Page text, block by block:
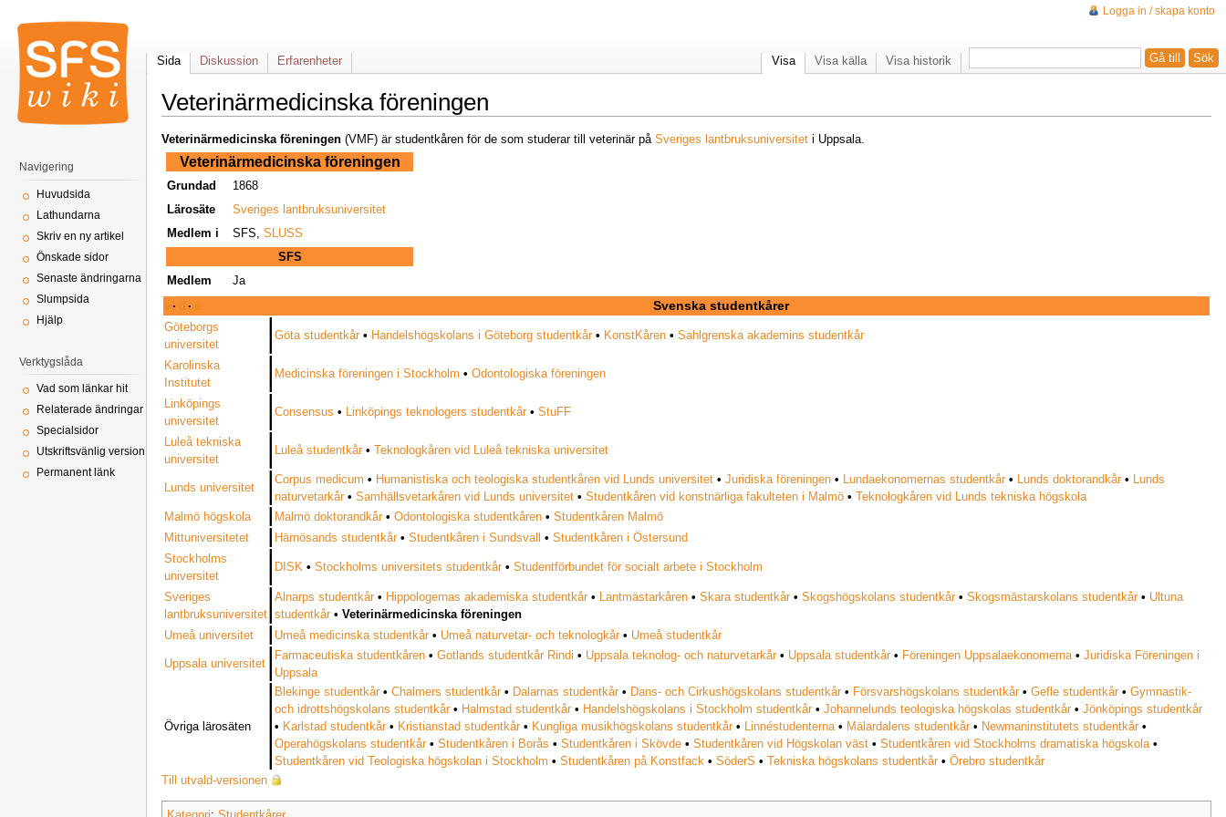
Veterinärmedicinska föreningen
Veterinärmedicinska föreningen (VMF) är studentkåren för de som studerar till veterinär på Sveriges lantbruksuniversitet i Uppsala.
Veterinärmedicinska föreningen
Grundad
1868
Lärosäte
Sveriges lantbruksuniversitet
Medlem i
SFS, SLUSS
SFS
Medlem
Ja
· · Svenska studentkårer
Göteborgs
universitet
Göta studentkår • Handelshögskolans i Göteborg studentkår • KonstKåren •Sahlgrenska akademins studentkår
Karolinska
Institutet
Medicinska föreningen i Stockholm •Odontologiska föreningen
Linköpings
universitet
Consensus • Linköpings teknologers studentkår •StuFF
Luleå tekniska
universitet
Luleå studentkår •Teknologkåren vid Luleå tekniska universitet
Lunds universitet
Corpus medicum • Humanistiska och teologiska studentkåren vid Lunds universitet •Juridiska föreningen • Lundaekonomernas studentkår • Lunds doktorandkår • Lunds
naturvetarkår •Samhällsvetarkåren vid Lunds universitet •Studentkåren vid konstnärliga fakulteten i Malmö •Teknologkåren vid Lunds tekniska högskola
Malmö högskola
Malmö doktorandkår •Odontologiska studentkåren •Studentkåren Malmö
Mittuniversitetet
Härnösands studentkår •Studentkåren i Sundsvall •Studentkåren i Östersund
Stockholms
universitet
DISK •Stockholms universitets studentkår •Studentförbundet för socialt arbete i Stockholm
Sveriges
lantbruksuniversitet
Alnarps studentkår • Hippologernas akademiska studentkår • Lantmästarkåren •Skara studentkår •Skogshögskolans studentkår •Skogsmästarskolans studentkår • Ultuna
studentkår •Veterinärmedicinska föreningen
Umeå universitet
Umeå medicinska studentkår • Umeå naturvetar- och teknologkår • Umeå studentkår
Uppsala universitet
Farmaceutiska studentkåren •Gotlands studentkår Rindi • Uppsala teknolog- och naturvetarkår • Uppsala studentkår • Föreningen Uppsalaekonomerna•Juridiska Föreningen i
Uppsala
Övriga lärosäten
Blekinge studentkår •Chalmers studentkår • Dalarnas studentkår • Dans- och Cirkushögskolans studentkår • Försvarshögskolans studentkår •Gefle studentkår •Gymnastik-
och idrottshögskolans studentkår • Halmstad studentkår • Handelshögskolans i Stockholm studentkår •Johannelunds teologiska högskolas studentkår •Jönköpings studentkår
• Karlstad studentkår • Kristianstad studentkår • Kungliga musikhögskolans studentkår • Linnéstudenterna• Mälardalens studentkår • Newmaninstitutets studentkår •
Operahögskolans studentkår •Studentkåren i Borås •Studentkåren i Skövde •Studentkåren vid Högskolan väst •Studentkåren vid Stockholms dramatiska högskola•
Studentkåren vid Teologiska högskolan i Stockholm •Studentkåren på Konstfack •SöderS •Tekniska högskolans studentkår •Örebro studentkår
Till utvald-versionen
Logga in / skapa konto
Sida Diskussion Erfarenheter Visa Visa källa Visa historik
Navigering
Huvudsida
Lathundarna
Skriv en ny artikel
Önskade sidor
Senaste ändringarna
Slumpsida
Hjälp
Verktygslåda
Vad som länkar hit
Relaterade ändringar
Specialsidor
Utskriftsvänlig version
Permanent länk